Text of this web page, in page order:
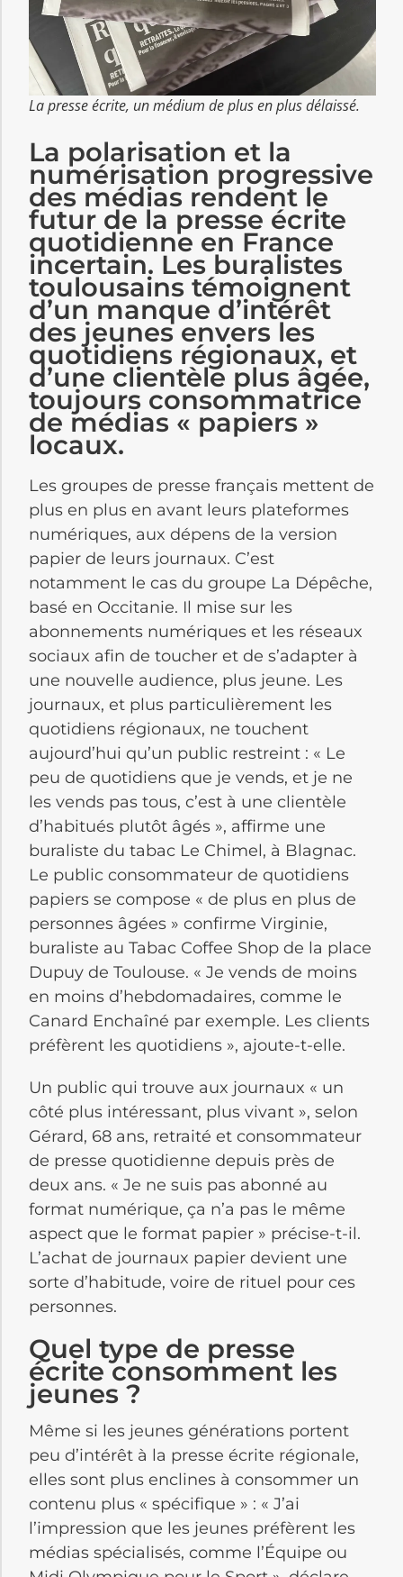
La presse écrite, un médium de plus en plus délaissé.
La polarisation et la
numérisation progressive
des médias rendent le
futur de la presse écrite
quotidienne en France
incertain. Les buralistes
toulousains témoignent
d’un manque d’intérêt
des jeunes envers les
quotidiens régionaux, et
d’une clientèle plus âgée,
toujours consommatrice
de médias « papiers »
locaux.
Les groupes de presse français mettent de
plus en plus en avant leurs plateformes
numériques, aux dépens de la version
papier de leurs journaux. C’est
notamment le cas du groupe La Dépêche,
basé en Occitanie. Il mise sur les
abonnements numériques et les réseaux
sociaux afin de toucher et de s’adapter à
une nouvelle audience, plus jeune. Les
journaux, et plus particulièrement les
quotidiens régionaux, ne touchent
aujourd’hui qu’un public restreint : « Le
peu de quotidiens que je vends, et je ne
les vends pas tous, c’est à une clientèle
d’habitués plutôt âgés », affirme une
buraliste du tabac Le Chimel, à Blagnac.
Le public consommateur de quotidiens
papiers se compose « de plus en plus de
personnes âgées » confirme Virginie,
buraliste au Tabac Coffee Shop de la place
Dupuy de Toulouse. « Je vends de moins
en moins d’hebdomadaires, comme le
Canard Enchaîné par exemple. Les clients
préfèrent les quotidiens », ajoute-t-elle.
Un public qui trouve aux journaux « un
côté plus intéressant, plus vivant », selon
Gérard, 68 ans, retraité et consommateur
de presse quotidienne depuis près de
deux ans. « Je ne suis pas abonné au
format numérique, ça n’a pas le même
aspect que le format papier » précise-t-il.
L’achat de journaux papier devient une
sorte d’habitude, voire de rituel pour ces
personnes.
Quel type de presse
écrite consomment les
jeunes ?
Même si les jeunes générations portent
peu d’intérêt à la presse écrite régionale,
elles sont plus enclines à consommer un
contenu plus « spécifique » : « J’ai
l’impression que les jeunes préfèrent les
médias spécialisés, comme l’Équipe ou